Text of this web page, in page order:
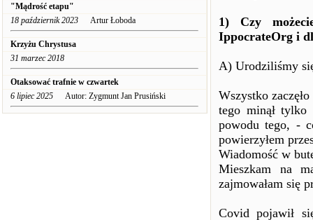
"Mądrość etapu"
18 październik 2023 Artur Łoboda
Krzyżu Chrystusa
31 marzec 2018
Otaksować trafnie w czwartek
6 lipiec 2025 Autor: Zygmunt Jan Prusiński
1) Czy
IppocrateOrg i
A) Urodziliśmy
Wszystko
tego minął
powodu tego, -
powierzyłem
Wiadomość w
Mieszkam na
zajmowałam się
Covid pojawił